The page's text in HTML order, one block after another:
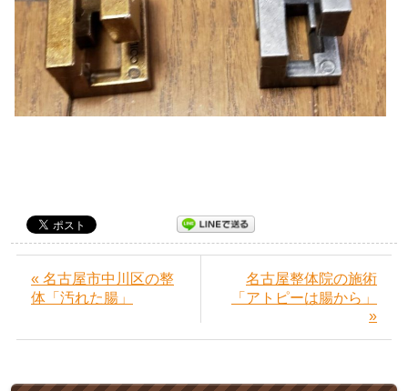
« 名古屋市中川区の整
体「汚れた腸」
名古屋整体院の施術
「アトピーは腸から」
»